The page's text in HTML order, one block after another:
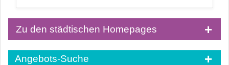
Zu den städtischen Homepages
Angebots-Suche